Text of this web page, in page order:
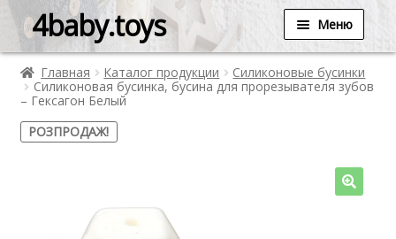
4baby.toys Меню
Главная Каталог продукции
Силиконовые бусинки
Силиконовая бусинка, бусина для прорезывателя зубов
– Гексагон Белый
РОЗПРОДАЖ!